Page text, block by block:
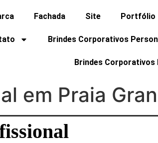
Fachada Site Portfólio
Brindes Corporativos
Brindes Corporativos
em Praia